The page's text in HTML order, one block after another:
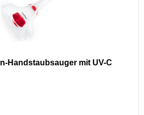
Handstaubsauger mit UV-C